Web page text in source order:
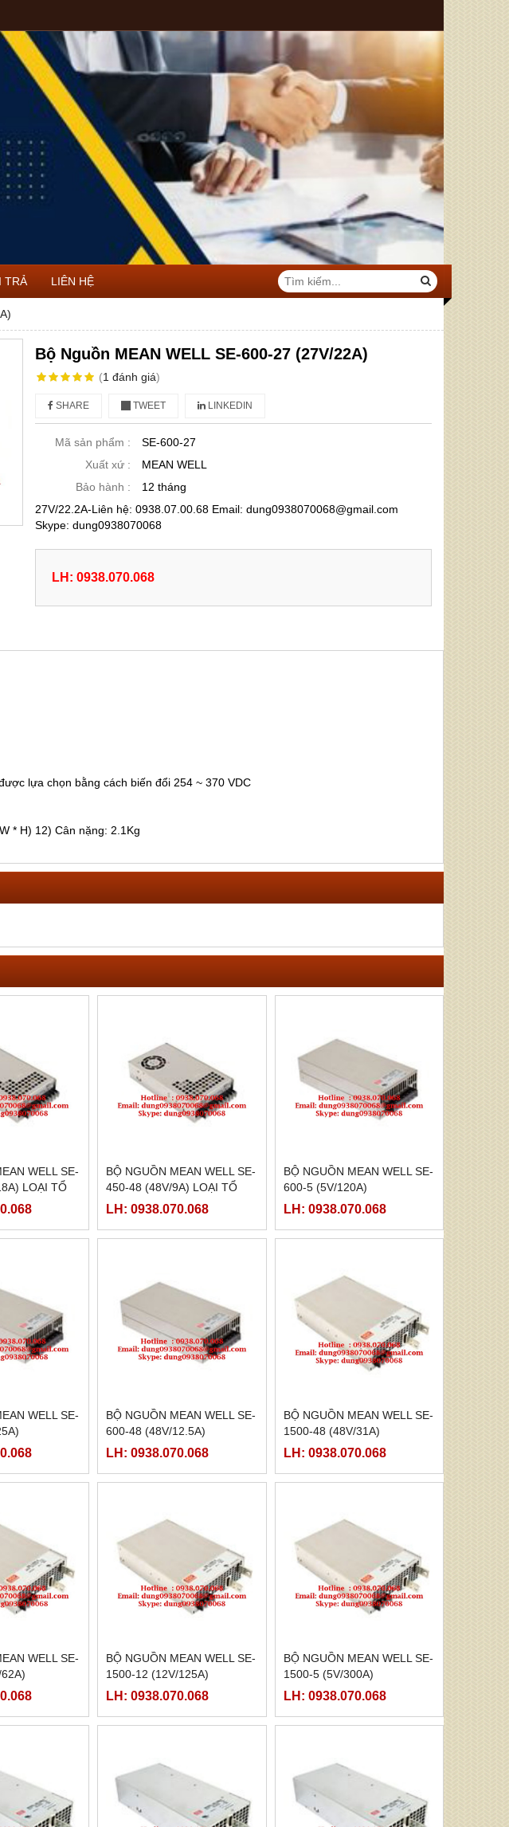
TRẢ LIÊN HỆ
Bộ Nguồn MEAN WELL SE-600-27 (27V/22A)
(1 đánh giá)
SHARE TWEET LINKEDIN
Mã sản phẩm :
SE-600-27
Xuất xứ :
MEAN WELL
Bảo hành :
12 tháng
27V/22.2A-Liên hệ: 0938.07.00.68 Email: dung0938070068@gmail.com
Skype: dung0938070068
LH: 0938.070.068
lựa chọn bằng cách biến đổi 254 ~ 370 VDC
* H) 12) Cân nặng: 2.1Kg
WELL SE-
LOẠI TỔ
BỘ NGUỒN MEAN WELL SE-
450-48 (48V/9A) LOẠI TỔ
ONG
LH: 0938.070.068
BỘ NGUỒN MEAN WELL SE-
600-5 (5V/120A)
LH: 0938.070.068
WELL SE-
BỘ NGUỒN MEAN WELL SE-
600-48 (48V/12.5A)
LH: 0938.070.068
BỘ NGUỒN MEAN WELL SE-
1500-48 (48V/31A)
LH: 0938.070.068
WELL SE-
BỘ NGUỒN MEAN WELL SE-
1500-12 (12V/125A)
LH: 0938.070.068
BỘ NGUỒN MEAN WELL SE-
1500-5 (5V/300A)
LH: 0938.070.068